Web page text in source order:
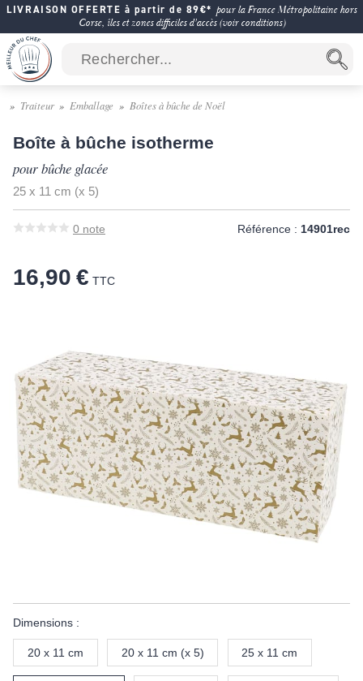
LIVRAISON OFFERTE à partir de 89€* pour la France Métropolitaine hors
Corse, îles et zones difficiles d'accès (voir conditions)
Traiteur Emballage Boîtes à bûche de Noël
Boîte à bûche isotherme
pour bûche glacée
25 x 11 cm (x 5)
0 note Référence : 14901rec
16,90 € TTC
Dimensions :
20 x 11 cm 20 x 11 cm (x 5) 25 x 11 cm